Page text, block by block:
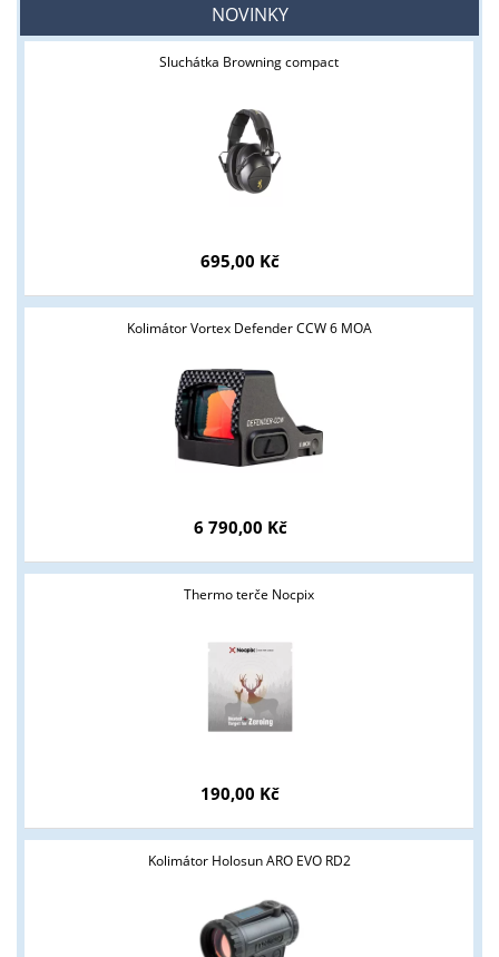
NOVINKY
Sluchátka Browning compact
695,00 Kč
Kolimátor Vortex Defender CCW 6 MOA
6 790,00 Kč
Thermo terče Nocpix
190,00 Kč
Kolimátor Holosun ARO EVO RD2